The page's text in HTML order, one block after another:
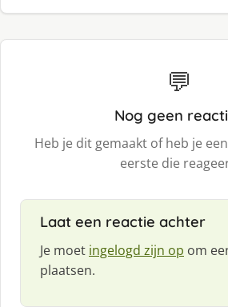
💬
Nog geen
Heb je dit gemaakt of heb je
eerste die
Laat een reactie achter
Je moet ingelogd zijn op om
plaatsen.